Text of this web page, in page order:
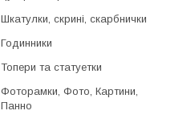
Шкатулки, скрині, скарбнички
Годинники
Топери та статуетки
Фоторамки, Фото, Картини,
Панно